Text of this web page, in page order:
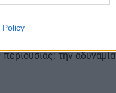
Policy
καθώς επιχειρούν να
την αδυναμία